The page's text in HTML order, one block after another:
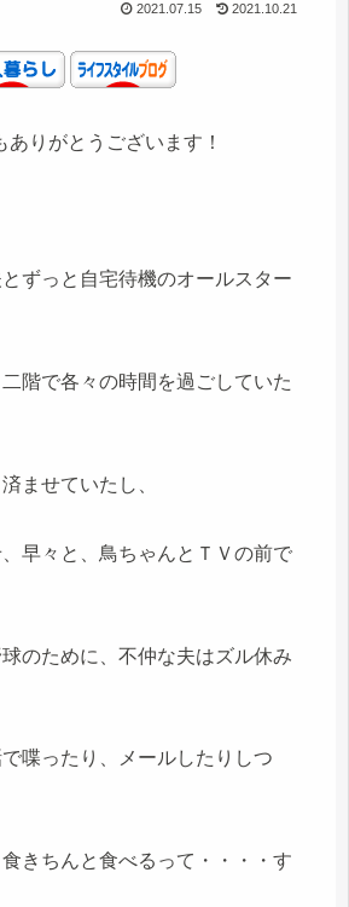
2021.07.15 2021.10.21
りがとうございます！
ずっと自宅待機のオールスター
階で各々の時間を過ごしていた
ませていたし、
早々と、鳥ちゃんとＴＶの前で
のために、不仲な夫はズル休み
喋ったり、メールしたりしつ
きちんと食べるって・・・・す